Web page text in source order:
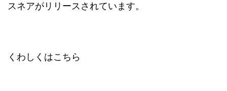
スネアがリリースされています。
くわしくはこちら